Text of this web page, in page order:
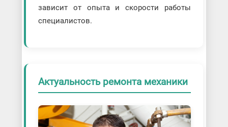
зависит от опыта и скорости работы
специалистов.
Актуальность ремонта механики